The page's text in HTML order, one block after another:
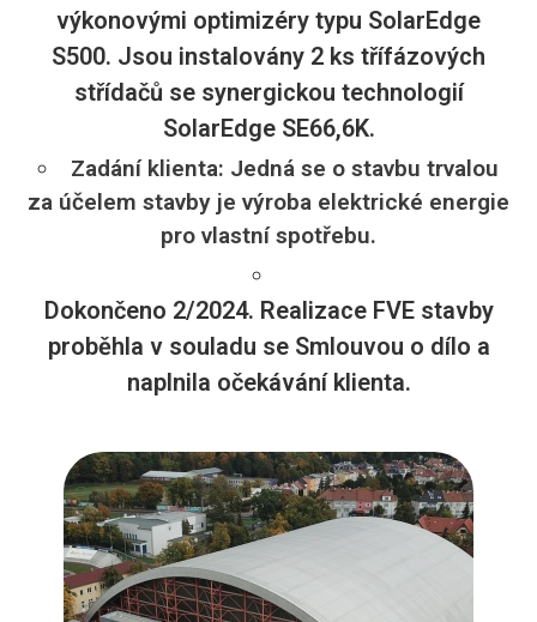
výkonovými optimizéry typu SolarEdge
S500. Jsou instalovány 2 ks třífázových
střídačů se synergickou technologií
SolarEdge SE66,6K.
Zadání klienta: Jedná se o stavbu trvalou
za účelem stavby je výroba elektrické energie
pro vlastní spotřebu.
Dokončeno 2/2024. Realizace FVE stavby
proběhla v souladu se Smlouvou o dílo a
naplnila očekávání klienta.